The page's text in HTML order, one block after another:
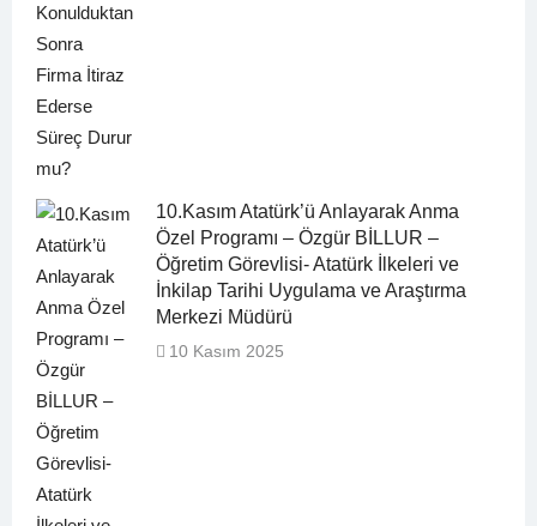
10.Kasım Atatürk’ü Anlayarak Anma
Özel Programı – Özgür BİLLUR –
Öğretim Görevlisi- Atatürk İlkeleri ve
İnkilap Tarihi Uygulama ve Araştırma
Merkezi Müdürü
10 Kasım 2025